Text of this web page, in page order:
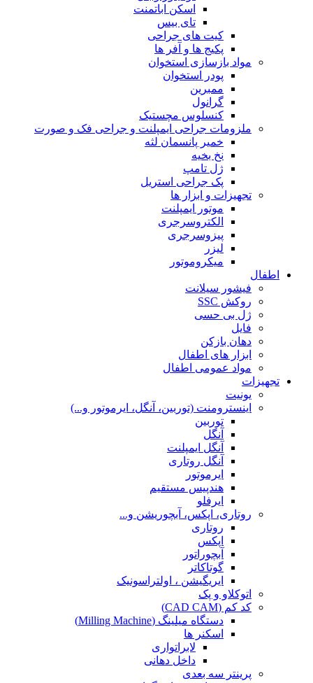
اسکن اباتمنت
تای بیس
کیت های جراحی
پکیج ها و آفر ها
مواد بازسازی استخوان
پودر استخوان
ممبرین
گرانول
کنسلوس مچستیک
ملزومات جراحی ایمپلنت و جراحی فک و صورت
خمیر پانسمان لثه
نخ بخیه
ژل تامپ
پک جراحی استریل
تجهیزات و ابزار ها
موتور ایمپلنت
الکتروسرجری
پیزوسرجری
لیزر
میکروموتور
اطفال
فیشور سیلانت
روکش SSC
ژل بی حسی
فایل
دهان بازکن
ابزار های اطفال
مواد عمومی اطفال
تجهیزات
یونیت
اینسترومنت (توربین، آنگل، ایرموتور و...)
توربین
آنگل
آنگل ایمپلنت
آنگل روتاری
ایرموتور
هندپیس مستقیم
ایرفلو
روتاری، اپکس، آبچوریشن و...
روتاری
اپکس
آبچوراتور
گوتاکاتر
ایریگیشن ، اولتراسونیک
اتوکلاو و پک
کد کم (CAD CAM)
دستگاه میلینگ (Milling Machine)
اسکنر ها
لابراتواری
داخل دهانی
پرینتر سه بعدی